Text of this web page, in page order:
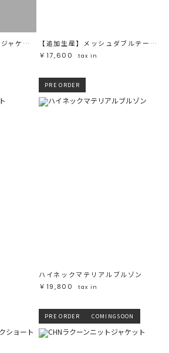
メッシュダブルテーラードジャケット
【追加生産】メッシュダブルテーラージャケット
￥17,600
tax in
PRE ORDER
ハイネックマテリアルブルゾン
￥19,800
tax in
PRE ORDER COMINGSOON